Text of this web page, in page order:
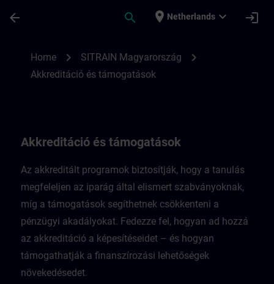
arrow_back search place Netherlands expand_more login
Home chevron_right SITRAIN Magyarország chevron_right
Akkreditáció és támogatások
Akkreditáció és támogatások
Az akkreditált programok biztosítják, hogy a tanulás
megfeleljen az iparág által elismert szabványoknak,
míg a támogatások segíthetnek csökkenteni a
pénzügyi akadályokat. Fedezze fel, hogyan ad hozzá
az akkreditáció a képesítéseidet – és hogyan
támogathatják a finanszírozási lehetőségek
növekedésedet.